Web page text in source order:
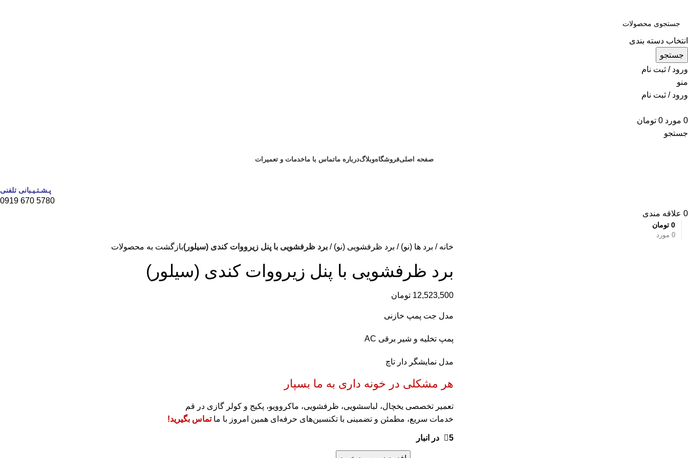
انتخاب دسته بندی
جستجو
ورود / ثبت نام
منو
ورود / ثبت نام
0 مورد 0 تومان
جستجو
صفحه اصلیفروشگاهوبلاگدرباره ماتماس با ماخدمات و تعمیرات
پـشـتـیـبانی تلفنی
5780 670 0919
0 علاقه مندی
0 مورد
0 تومان
خانه برد ها (نو) برد ظرفشویی (نو) برد ظرفشویی با پنل زیرووات کندی (سیلور)بازگشت به محصولات
برد ظرفشویی با پنل زیرووات کندی (سیلور)
12,523,500 تومان
مدل جت پمپ خازنی
پمپ تخلیه و شیر برقی AC
مدل نمایشگر دار تاچ
هر مشکلی در خونه داری به ما بسپار
تعمیر تخصصی یخچال، لباسشویی، ظرفشویی، ماکروویو، پکیج و کولر گازی در قم
خدمات سریع، مطمئن و تضمینی با تکنسین‌های حرفه‌ای همین امروز با ماتماس بگیرید!
5 در انبار